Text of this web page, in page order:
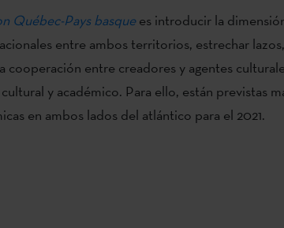
Québec-Pays basque es introducir la
entre ambos territorios, estrechar lazos,
entre creadores y agentes
y académico. Para ello, están previstas
en ambos lados del atlántico para el 2021.